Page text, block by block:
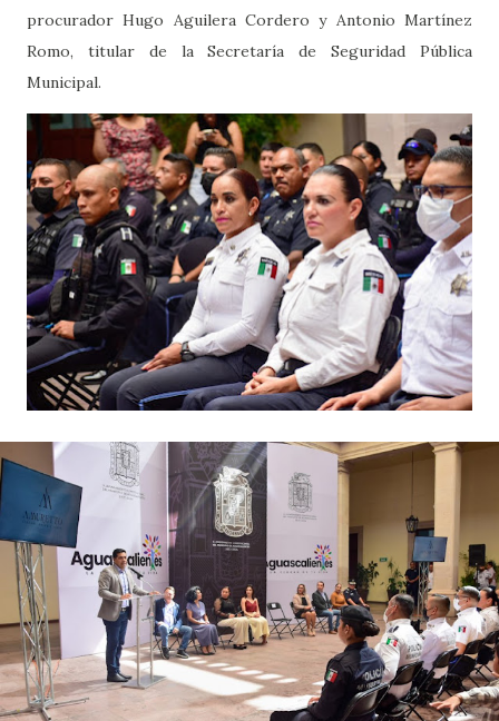
procurador Hugo Aguilera Cordero y Antonio Martínez
Romo, titular de la Secretaría de Seguridad Pública
Municipal.